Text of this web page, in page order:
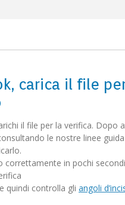
carica il file
il file per la verifica. Dopo
le nostre linee
correttamente in pochi
quindi controlla gli angoli